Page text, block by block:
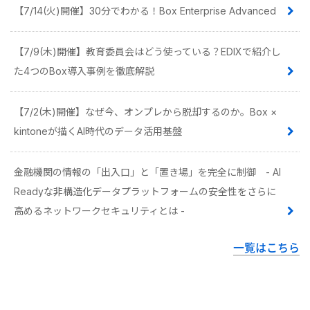
【7/14(火)開催】30分でわかる！Box Enterprise Advanced
【7/9(木)開催】教育委員会はどう使っている？EDIXで紹介し
た4つのBox導入事例を徹底解説
【7/2(木)開催】なぜ今、オンプレから脱却するのか。Box ×
kintoneが描くAI時代のデータ活用基盤
金融機関の情報の「出入口」と「置き場」を完全に制御 - AI
Readyな非構造化データプラットフォームの安全性をさらに
高めるネットワークセキュリティとは -
一覧はこちら